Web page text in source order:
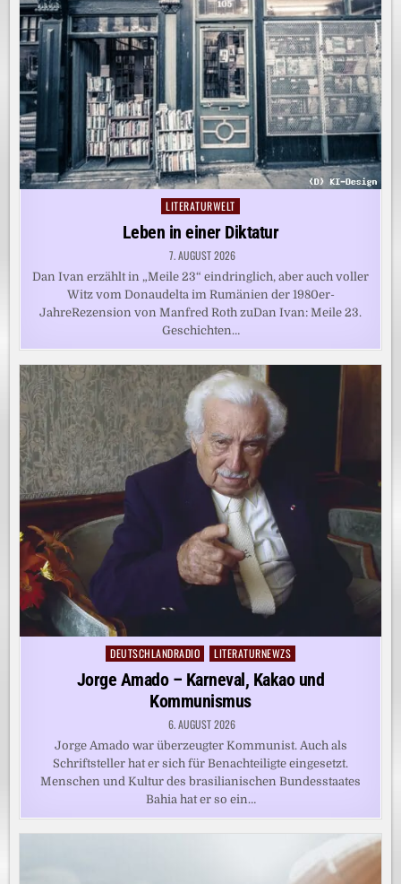
Posted
in
LITERATURWELT
Leben in einer Diktatur
7. AUGUST 2026
Dan Ivan erzählt in „Meile 23“ eindringlich, aber auch voller
Witz vom Donaudelta im Rumänien der 1980er-
JahreRezension von Manfred Roth zuDan Ivan: Meile 23.
Geschichten…
Posted
DEUTSCHLANDRADIO LITERATURNEWZS
Jorge Amado – Karneval, Kakao und
Kommunismus
6. AUGUST 2026
Jorge Amado war überzeugter Kommunist. Auch als
Schriftsteller hat er sich für Benachteiligte eingesetzt.
Menschen und Kultur des brasilianischen Bundesstaates
Bahia hat er so ein…